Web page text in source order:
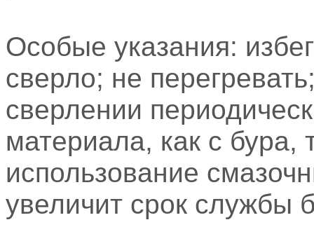
​Особые указания:
сверло; не
сверлении
материала, как с бура,
использование
увеличит срок службы